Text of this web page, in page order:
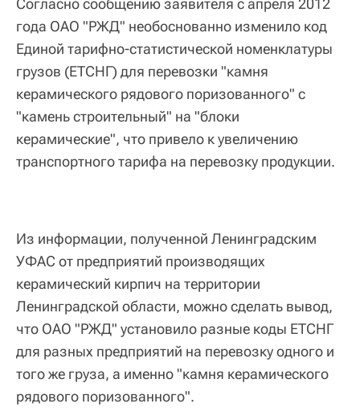
Согласно сообщению заявителя с апреля 2012
года ОАО "РЖД" необоснованно изменило код
Единой тарифно-статистической номенклатуры
грузов (ЕТСНГ) для перевозки "камня
керамического рядового поризованного" с
"камень строительный" на "блоки
керамические", что привело к увеличению
транспортного тарифа на перевозку продукции.
Из информации, полученной Ленинградским
УФАС от предприятий производящих
керамический кирпич на территории
Ленинградской области, можно сделать вывод,
что ОАО "РЖД" установило разные коды ЕТСНГ
для разных предприятий на перевозку одного и
того же груза, а именно "камня керамического
рядового поризованного".